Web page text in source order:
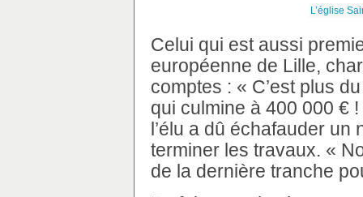
L’église
Celui qui est aussi
européenne de Lille,
comptes : « C’est plus
qui culmine à 400 000 €
l’élu a dû échafauder
terminer les travaux. «
de la dernière tranche